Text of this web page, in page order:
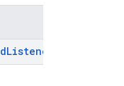
Listener